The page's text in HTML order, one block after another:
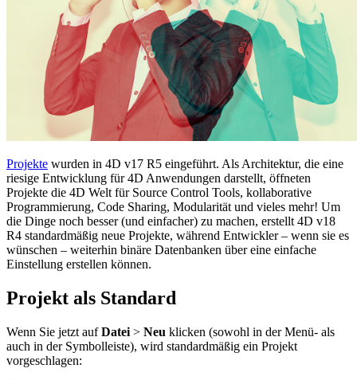
Projekte wurden in 4D v17 R5 eingeführt. Als Architektur, die eine
riesige Entwicklung für 4D Anwendungen darstellt, öffneten
Projekte die 4D Welt für Source Control Tools, kollaborative
Programmierung, Code Sharing, Modularität und vieles mehr! Um
die Dinge noch besser (und einfacher) zu machen, erstellt 4D v18
R4 standardmäßig neue Projekte, während Entwickler – wenn sie es
wünschen – weiterhin binäre Datenbanken über eine einfache
Einstellung erstellen können.
Projekt als Standard
Wenn Sie jetzt aufDatei > Neu klicken (sowohl in der Menü- als
auch in der Symbolleiste), wird standardmäßig ein Projekt
vorgeschlagen: